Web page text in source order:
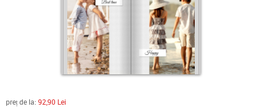
preț de la: 92,90 Lei